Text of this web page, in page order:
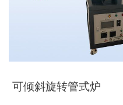
可倾斜旋转管式炉